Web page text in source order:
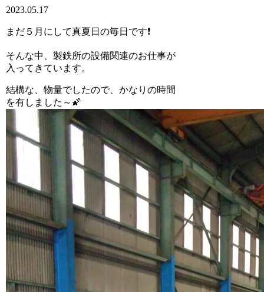
2023.05.17
まだ５月にして真夏日の毎日です❗️
そんな中、製鉄所の設備関連のお仕事が
入ってきています。
結構な、物量でしたので、かなりの時間
を有しました～🌠